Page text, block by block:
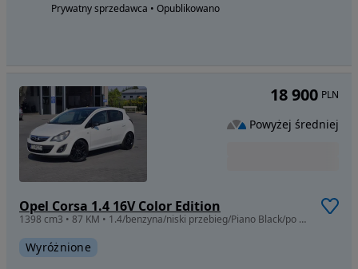
Prywatny sprzedawca • Opublikowano
Opel Corsa 1.4 16V Color Edition
1398 cm3 • 87 KM • 1.4/benzyna/niski przebieg/Piano Black/po Serwisie/z Niemiec
Wyróżnione
18 900 PLN
Powyżej średniej